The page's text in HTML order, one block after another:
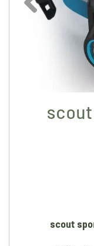
هد لامپ blue سیلوا | scout